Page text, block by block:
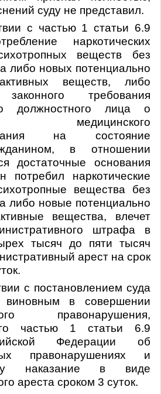
суду не представил.
с частью 1 статьи 6.9
наркотических
веществ без
либо новых потенциально
веществ, либо
требования
должностного лица о
медицинского
на состояние
в отношении
достаточные основания
потребил наркотические
вещества без
либо новые потенциально
вещества, влечет
штрафа в
тысяч до пяти тысяч
арест на срок
с постановлением суда
виновным в совершении
правонарушения,
частью 1 статьи 6.9
Федерации об
правонарушениях и
наказание в виде
ареста сроком 3 суток.